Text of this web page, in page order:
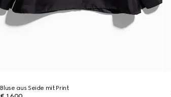
Bluse aus Seide mit Print